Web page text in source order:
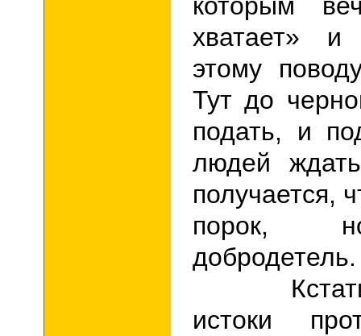
хватает»
этому
Тут до
подать, и
людей
получается,
Кстати,
истоки